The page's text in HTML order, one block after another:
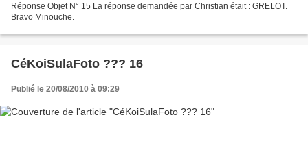
Réponse Objet N° 15 La réponse demandée par Christian était : GRELOT.
Bravo Minouche.
CéKoiSulaFoto ??? 16
Publié le 20/08/2010 à 09:29